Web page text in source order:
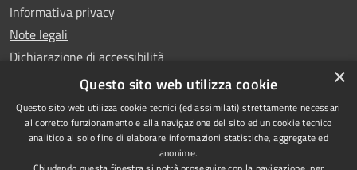
Informativa privacy
Note legali
Dichiarazione di accessibilità
Whistleblowing
×
Questo sito web utilizza cookie
Questo sito web utilizza cookie tecnici (ed assimilati) strettamente necessari
al corretto funzionamento e alla navigazione del sito ed un cookie tecnico
analitico al solo fine di elaborare informazioni statistiche, aggregate ed
anonime.